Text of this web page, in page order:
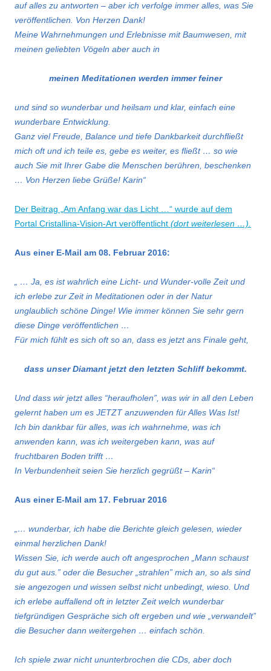
auf alles zu antworten – aber ich verfolge immer alles, was Sie
veröffentlichen. Von Herzen Dank!
Meine Wahrnehmungen und Erlebnisse mit Baumwesen, mit
meinen geliebten Vögeln aber auch in
meinen Meditationen werden immer feiner
und sind so wunderbar und heilsam und klar, einfach eine
wunderbare Entwicklung.
Ganz viel Freude, Balance und tiefe Dankbarkeit durchfließt
mich oft und ich teile es, gebe es weiter, es fließt … so wie
auch Sie mit Ihrer Gabe die Menschen berühren, beschenken
… Von Herzen liebe Grüße! Karin“
Der Beitrag „Am Anfang war das Licht …“ wurde auf dem
Portal Cristallina-Vision-Art veröffentlicht (dort weiterlesen …).
Aus einer E-Mail am 08. Februar 2016:
„ … Ja, es ist wahrlich eine Licht- und Wunder-volle Zeit und
ich erlebe zur Zeit in Meditationen oder in der Natur
unglaublich schöne Dinge! Wie immer können Sie sehr gern
diese Dinge veröffentlichen …
Für mich fühlt es sich oft so an, dass es jetzt ans Finale geht,
dass unser Diamant jetzt den letzten Schliff bekommt.
Und dass wir jetzt alles “heraufholen”, was wir in all den Leben
gelernt haben um es JETZT anzuwenden für Alles Was Ist!
Ich bin dankbar für alles, was ich wahrnehme, was ich
anwenden kann, was ich weitergeben kann, was auf
fruchtbaren Boden trifft …
In Verbundenheit seien Sie herzlich gegrüßt – Karin“
Aus einer E-Mail am 17. Februar 2016
„… wunderbar, ich habe die Berichte gleich gelesen, wieder
einmal herzlichen Dank!
Wissen Sie, ich werde auch oft angesprochen „Mann schaust
du gut aus.” oder die Besucher „strahlen” mich an, so als sind
sie angezogen und wissen selbst nicht unbedingt, wieso. Und
ich erlebe auffallend oft in letzter Zeit welch wunderbar
tiefgründigen Gespräche sich oft ergeben und wie „verwandelt”
die Besucher dann weitergehen … einfach schön.
Ich spiele zwar nicht ununterbrochen die CDs, aber doch